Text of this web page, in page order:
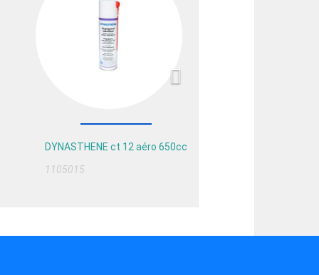
DYNASTHENE ct 12 aéro 650cc
1105015